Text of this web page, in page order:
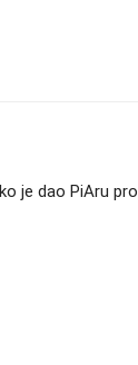
je dao PiAru